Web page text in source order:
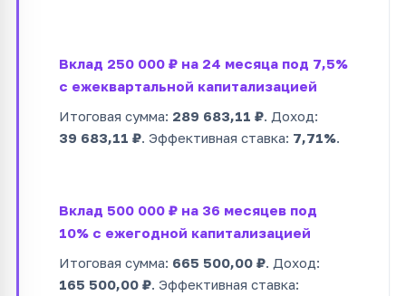
Вклад 250 000 ₽ на 24 месяца под 7,5%
с ежеквартальной капитализацией
Итоговая сумма: 289 683,11 ₽. Доход:
39 683,11 ₽. Эффективная ставка: 7,71%.
Вклад 500 000 ₽ на 36 месяцев под
10% с ежегодной капитализацией
Итоговая сумма: 665 500,00 ₽. Доход:
165 500,00 ₽. Эффективная ставка: